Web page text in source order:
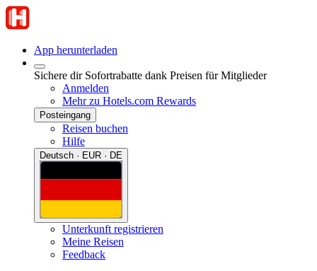
App herunterladen
Sichere dir Sofortrabatte dank Preisen für Mitglieder
Anmelden
Mehr zu Hotels.com Rewards
Posteingang
Reisen buchen
Hilfe
Deutsch · EUR · DE
Unterkunft registrieren
Meine Reisen
Feedback